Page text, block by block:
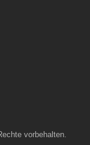
vorbehalten.